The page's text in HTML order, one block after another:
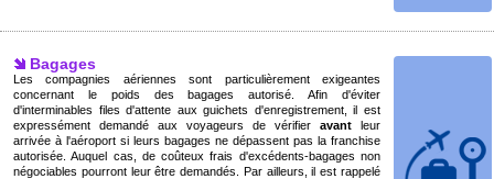
Bagages
Les compagnies aériennes sont particulièrement exigeantes
concernant le poids des bagages autorisé. Afin d'éviter
d'interminables files d'attente aux guichets d'enregistrement, il est
expressément demandé aux voyageurs de vérifier avant leur
arrivée à l'aéroport si leurs bagages ne dépassent pas la franchise
autorisée. Auquel cas, de coûteux frais d'excédents-bagages non
négociables pourront leur être demandés. Par ailleurs, il est rappelé